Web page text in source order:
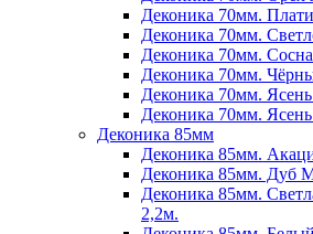
Деконика 70мм.
Деконика 70мм.
Деконика 70мм.
Деконика 70мм.
Деконика 70мм.
Деконика 70мм.
Деконика 85мм
Деконика 85мм.
Деконика 85мм. Дуб
Деконика 85мм.
2,2м.